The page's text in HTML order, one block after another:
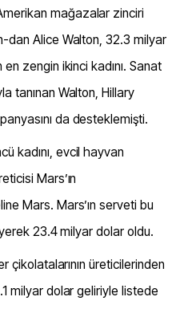
mağazalar zinciri
dan Alice Walton, 32.3 milyar
zengin ikinci kadını. Sanat
tanınan Walton, Hillary
da desteklemişti.
kadını, evcil hayvan
Mars’ın
Mars. Mars’ın serveti bu
23.4 milyar dolar oldu.
çikolatalarının üreticilerinden
milyar dolar geliriyle listede